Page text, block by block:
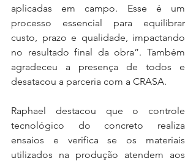
aplicadas em campo. Esse é um
processo essencial para equilibrar
custo, prazo e qualidade, impactando
no resultado final da obra”. Também
agradeceu a presença de todos e
desatacou a parceria com a CRASA.
Raphael destacou que o controle
tecnológico do concreto realiza
ensaios e verifica se os materiais
utilizados na produção atendem aos